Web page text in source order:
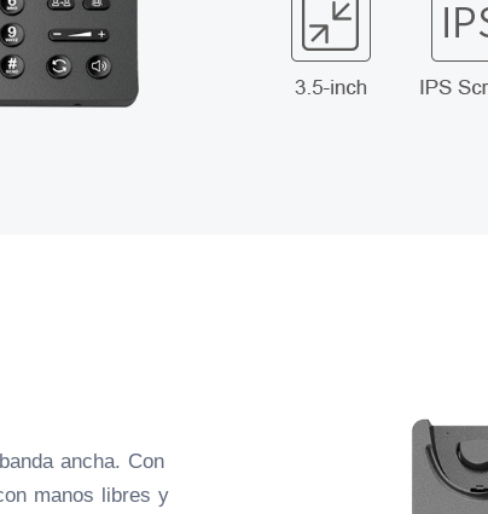
ancha. Con
manos libres y